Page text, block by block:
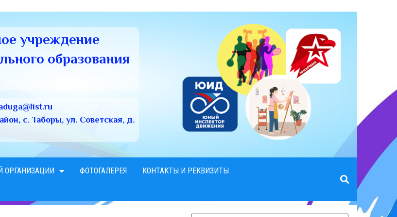
учреждение
образования
с. Таборы, ул. Советская, д.
ОРГАНИЗАЦИИ ФОТОГАЛЕРЕЯ
КОНТАКТЫ И РЕКВИЗИТЫ